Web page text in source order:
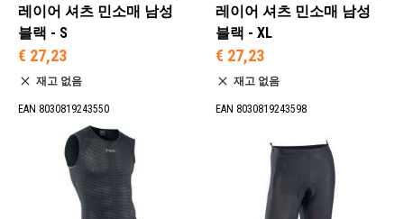
레이어 셔츠 민소매 남성
블랙 - S
€ 27,23
재고 없음
EAN 8030819243550
레이어 셔츠 민소매 남성
블랙 - XL
€ 27,23
재고 없음
EAN 8030819243598